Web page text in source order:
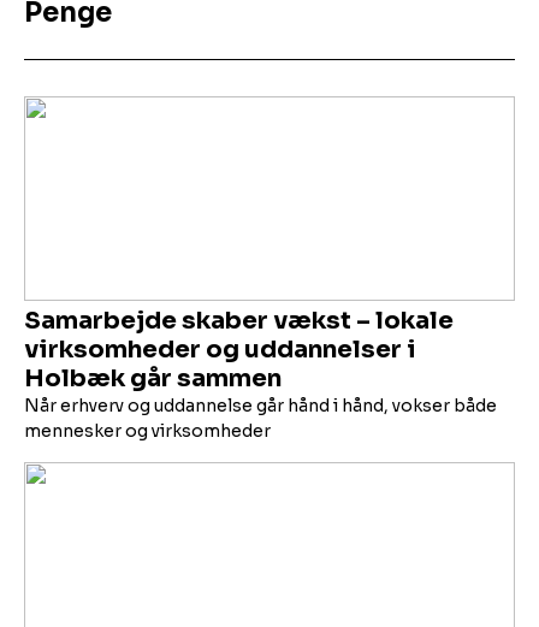
Penge
Samarbejde skaber vækst – lokale
virksomheder og uddannelser i
Holbæk går sammen
Når erhverv og uddannelse går hånd i hånd, vokser både
mennesker og virksomheder